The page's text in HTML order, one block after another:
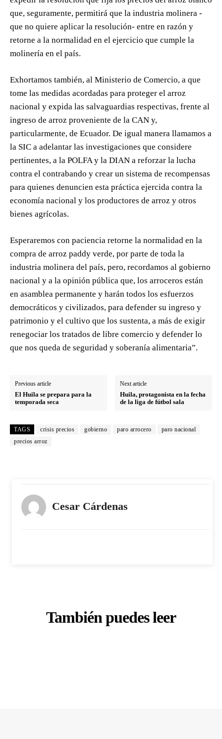
que, seguramente, permitirá que la industria molinera -
que no quiere aplicar la resolución- entre en razón y
retorne a la normalidad en el ejercicio que cumple la
molinería en el país.
Exhortamos también, al Ministerio de Comercio, a que
tome las medidas acordadas para proteger el arroz
nacional y expida las salvaguardias respectivas, frente al
ingreso de arroz proveniente de la CAN y,
particularmente, de Ecuador. De igual manera llamamos a
la SIC a adelantar las investigaciones que considere
pertinentes, a la POLFA y la DIAN a reforzar la lucha
contra el contrabando y crear un sistema de recompensas
para quienes denuncien esta práctica ejercida contra la
economía nacional y los productores de arroz y otros
bienes agrícolas.
Esperaremos con paciencia retorne la normalidad en la
compra de arroz paddy verde, por parte de toda la
industria molinera del país, pero, recordamos al gobierno
nacional y a la opinión pública que, los arroceros están
en asamblea permanente y harán todos los esfuerzos
democráticos y civilizados, para defender su ingreso y
patrimonio y el cultivo que los sustenta, a más de exigir
renegociar los tratados de libre comercio y defender lo
que nos queda de seguridad y soberanía alimentaria”.
Previous article
El Huila se prepara para la
temporada seca
Next article
Huila, protagonista en la fecha
de la liga de fútbol sala
TAGS crisis precios gobierno paro arrocero
paro nacional
precios arroz
Cesar Cárdenas
También puedes leer